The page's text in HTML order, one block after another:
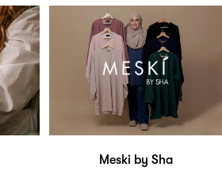
Meski by Sha